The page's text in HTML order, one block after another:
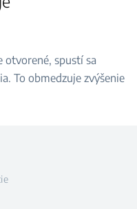
otvorené, spustí sa
To obmedzuje zvýšenie